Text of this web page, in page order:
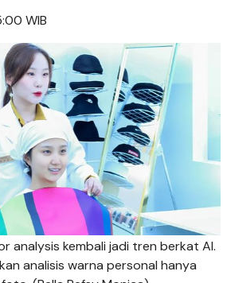
WIB
analysis kembali jadi tren berkat AI.
analisis warna personal hanya